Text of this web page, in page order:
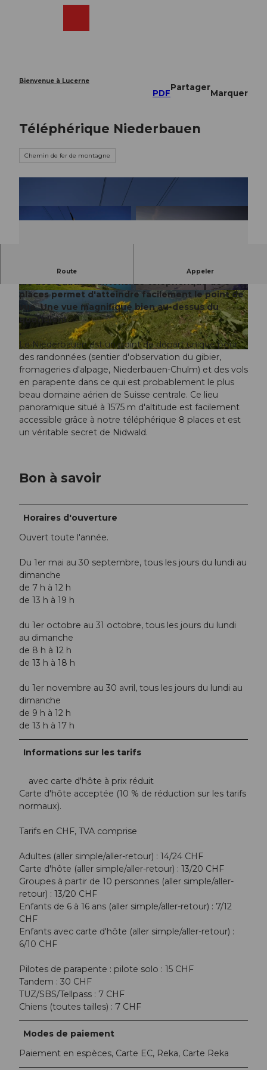
Bienvenue à Lucerne
PDF
Partager
Marquer
Téléphérique Niederbauen
Chemin de fer de montagne
© Perretfoto.ch |CC-BY-ND
© PERRET |CC-BY-ND ©CC-BY-ND
Route Appeler
Profitez d'une vue panoramique magique sur le
lac des Quatre-Cantons. Le téléphérique de 8
places permet d'atteindre facilement le point de
vue Une vue magnifique bien au-dessus du
quotidien!
.
Le Niederbauen est un point de départ unique pour
des randonnées (sentier d'observation du gibier,
fromageries d'alpage, Niederbauen-Chulm) et des vols
en parapente dans ce qui est probablement le plus
beau domaine aérien de Suisse centrale. Ce lieu
panoramique situé à 1575 m d'altitude est facilement
accessible grâce à notre téléphérique 8 places et est
un véritable secret de Nidwald.
Bon à savoir
Horaires d'ouverture
Ouvert toute l'année.
Du 1er mai au 30 septembre, tous les jours du lundi au
dimanche
de 7 h à 12 h
de 13 h à 19 h
du 1er octobre au 31 octobre, tous les jours du lundi
au dimanche
de 8 h à 12 h
de 13 h à 18 h
du 1er novembre au 30 avril, tous les jours du lundi au
dimanche
de 9 h à 12 h
de 13 h à 17 h
Informations sur les tarifs
avec carte d'hôte à prix réduit
Carte d'hôte acceptée (10 % de réduction sur les tarifs
normaux).
Tarifs en CHF, TVA comprise
Adultes (aller simple/aller-retour) : 14/24 CHF
Carte d'hôte (aller simple/aller-retour) : 13/20 CHF
Groupes à partir de 10 personnes (aller simple/aller-
retour) : 13/20 CHF
Enfants de 6 à 16 ans (aller simple/aller-retour) : 7/12
CHF
Enfants avec carte d'hôte (aller simple/aller-retour) :
6/10 CHF
Pilotes de parapente : pilote solo : 15 CHF
Tandem : 30 CHF
TUZ/SBS/Tellpass : 7 CHF
Chiens (toutes tailles) : 7 CHF
Modes de paiement
Paiement en espèces, Carte EC, Reka, Carte Reka